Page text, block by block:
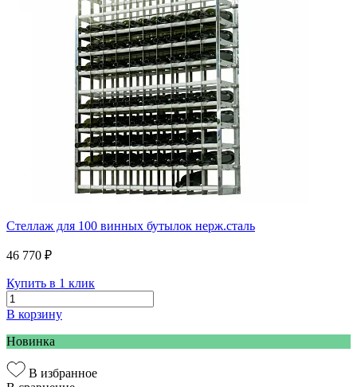
Стеллаж для 100 винных бутылок нерж.сталь
46 770 ₽
Купить в 1 клик
В корзину
Новинка
В избранное